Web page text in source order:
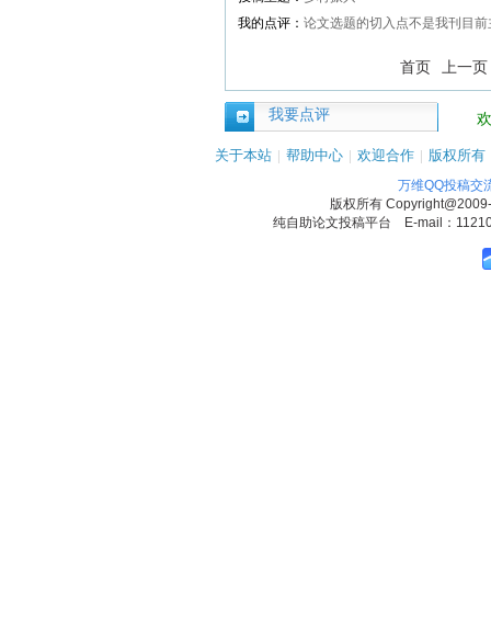
我的点评： 论文选题的切入点不是我刊目
首页 上一页
我要点评
关于本站 | 帮助中心 | 欢迎合作 | 版权所有
万维QQ投稿交
版权所有
纯自助论文投稿平台 E-mail：